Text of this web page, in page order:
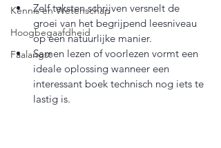
Kennis en Wetenschap
Hoogbegaafdheid
Faalangst
Zelf teksten schrijven versnelt de
groei van het begrijpend leesniveau
op een natuurlijke manier.
Samen lezen of voorlezen vormt een
ideale oplossing wanneer een
interessant boek technisch nog iets te
lastig is.